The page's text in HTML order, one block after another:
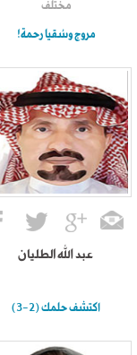
مختلف
مروج وسُقيا رحمة!
عبد الله الطليان
اكتشف حلمك (2-3)